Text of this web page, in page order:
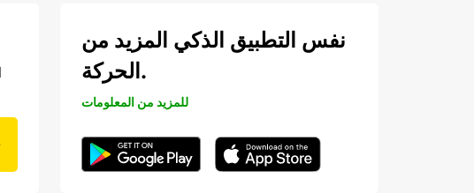
نفس التطبيق الذكي المزيد من
الحركة.
للمزيد من المعلومات